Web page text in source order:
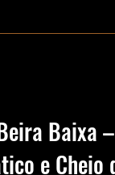
Baixa –
e Cheio